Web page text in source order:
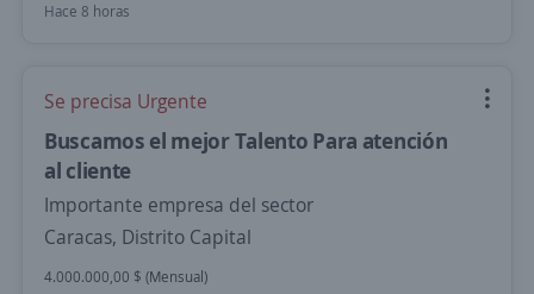
Hace 8 horas
Se precisa Urgente
Buscamos el mejor Talento Para atención
al cliente
Importante empresa del sector
Caracas, Distrito Capital
4.000.000,00 $ (Mensual)